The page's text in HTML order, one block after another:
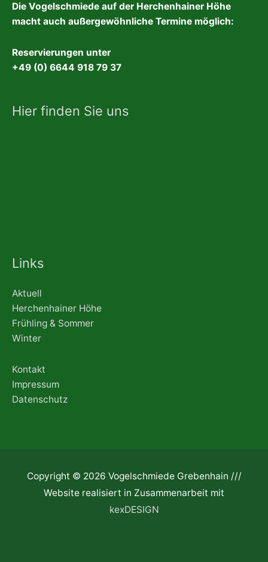
Die Vogelschmiede auf der Herchenhainer Höhe
macht auch außergewöhnliche Termine möglich:
Reservierungen unter
+49 (0) 6644 918 79 37
Hier finden Sie uns
Links
Aktuell
Herchenhainer Höhe
Frühling & Sommer
Winter
Kontakt
Impressum
Datenschutz
Copyright © 2026 Vogelschmiede Grebenhain ///
Website realisiert in Zusammenarbeit mit
kexDESIGN